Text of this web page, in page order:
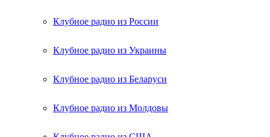
Клубное радио из России
Клубное радио из Украины
Клубное радио из Беларуси
Клубное радио из Молдовы